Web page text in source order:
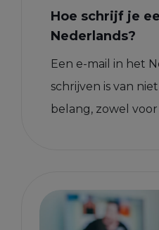
Hoe schrijf je
Nederlands?
Een e-mail in het
schrijven is van
belang, zowel voor